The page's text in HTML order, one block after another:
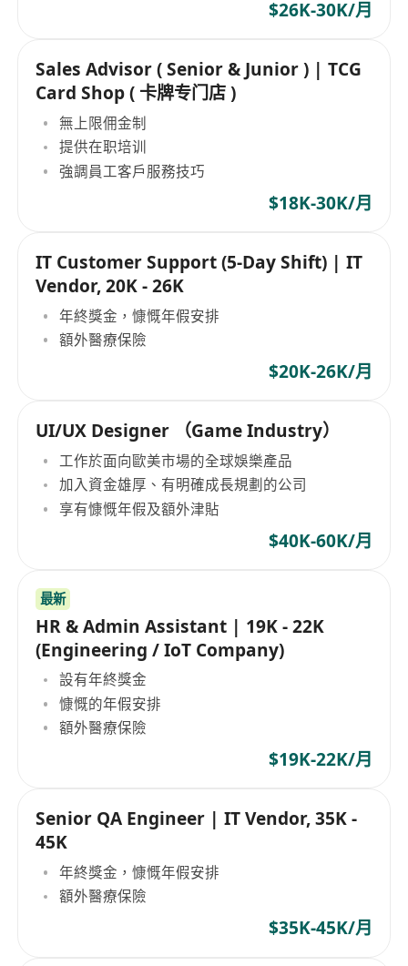
$26K-30K/月
Sales Advisor ( Senior & Junior ) | TCG
Card Shop ( 卡牌专门店 )
無上限佣金制
提供在职培训
強調員工客戶服務技巧
$18K-30K/月
IT Customer Support (5-Day Shift) | IT
Vendor, 20K - 26K
年終獎金，慷慨年假安排
額外醫療保險
$20K-26K/月
UI/UX Designer （Game Industry）
工作於面向歐美市場的全球娛樂產品
加入資金雄厚、有明確成長規劃的公司
享有慷慨年假及額外津貼
$40K-60K/月
最新
HR & Admin Assistant | 19K - 22K
(Engineering / IoT Company)
設有年終獎金
慷慨的年假安排
額外醫療保險
$19K-22K/月
Senior QA Engineer | IT Vendor, 35K -
45K
年終獎金，慷慨年假安排
額外醫療保險
$35K-45K/月